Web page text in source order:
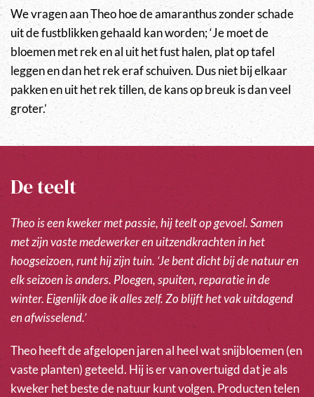
We vragen aan Theo hoe de amaranthus zonder schade
uit de fustblikken gehaald kan worden; ‘Je moet de
bloemen met rek en al uit het fust halen, plat op tafel
leggen en dan het rek eraf schuiven. Dus niet bij elkaar
pakken en uit het rek tillen, de kans op breuk is dan veel
groter.’
De teelt
Theo is een kweker met passie, hij teelt op gevoel. Samen
met zijn vaste medewerker en uitzendkrachten in het
hoogseizoen, runt hij zijn tuin. ‘Je bent dicht bij de natuur en
elk seizoen is anders. Ploegen, spuiten, reparatie in de
winter. Eigenlijk doe ik alles zelf. Zo blijft het vak uitdagend
en afwisselend.’
Theo heeft de afgelopen jaren al heel wat snijbloemen (en
vaste planten) geteeld. Hij is er van overtuigd dat je als
kweker het beste de natuur kunt volgen. Producten telen